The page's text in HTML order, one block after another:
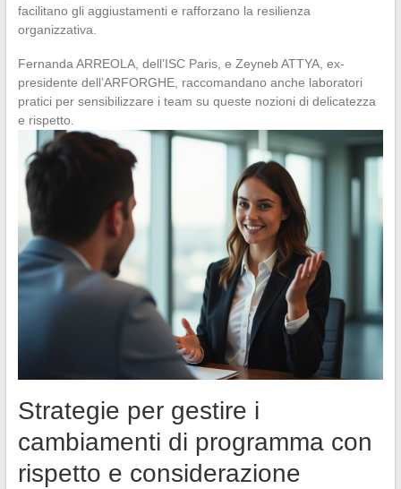
facilitano gli aggiustamenti e rafforzano la resilienza
organizzativa.
Fernanda ARREOLA, dell’ISC Paris, e Zeyneb ATTYA, ex-
presidente dell’ARFORGHE, raccomandano anche laboratori
pratici per sensibilizzare i team su queste nozioni di delicatezza
e rispetto.
Strategie per gestire i
cambiamenti di programma con
rispetto e considerazione